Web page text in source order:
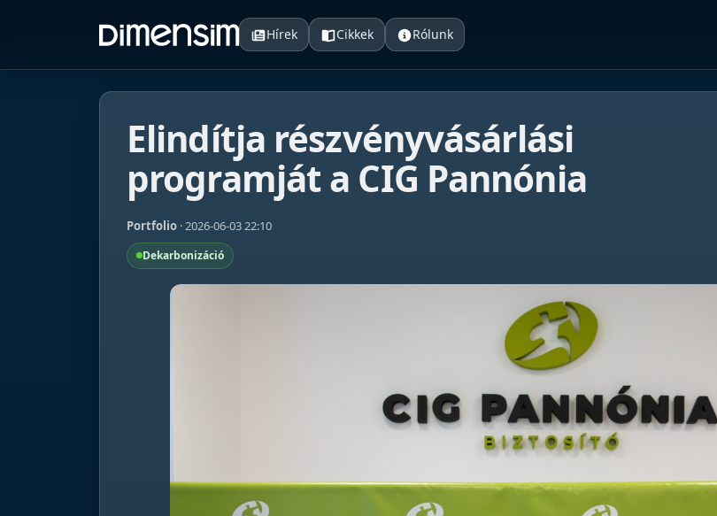
Hírek Cikkek Rólunk
Elindítja részvényvásárlási
programját a CIG Pannónia
Portfolio · 2026-06-03 22:10
Dekarbonizáció